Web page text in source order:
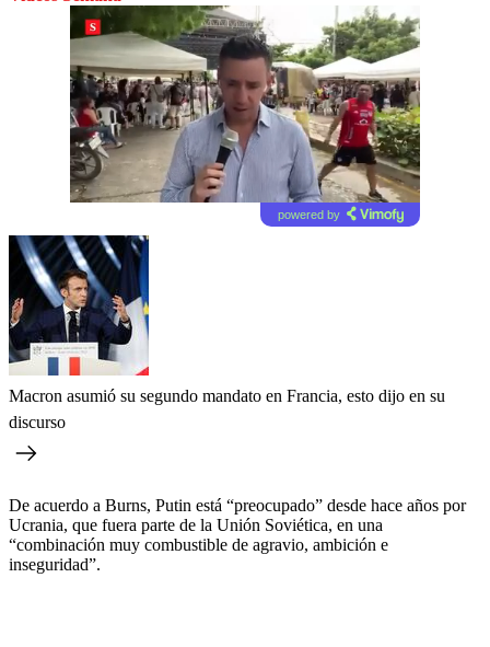
powered by
Macron asumió su segundo mandato en Francia, esto dijo en su
discurso
De acuerdo a Burns, Putin está “preocupado” desde hace años por
Ucrania, que fuera parte de la Unión Soviética, en una
“combinación muy combustible de agravio, ambición e
inseguridad”.